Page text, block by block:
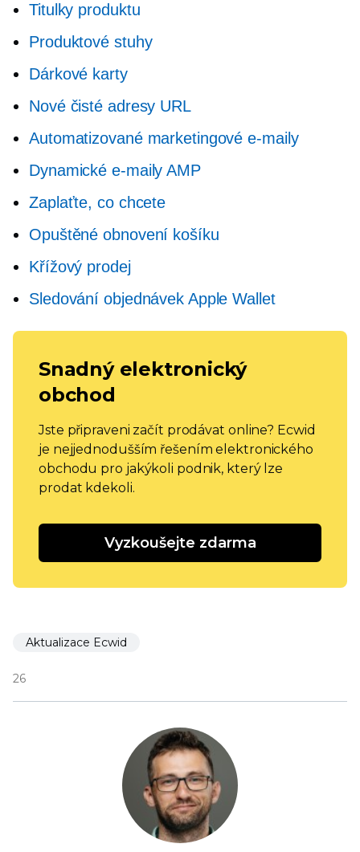
Titulky produktu
Produktové stuhy
Dárkové karty
Nové čisté adresy URL
Automatizované marketingové e-maily
Dynamické e-maily AMP
Zaplaťte, co chcete
Opuštěné obnovení košíku
Křížový prodej
Sledování objednávek Apple Wallet
Snadný elektronický
obchod
Jste připraveni začít prodávat online? Ecwid
je nejjednodušším řešením elektronického
obchodu pro jakýkoli podnik, který lze
prodat kdekoli.
Vyzkoušejte zdarma
Aktualizace Ecwid
26